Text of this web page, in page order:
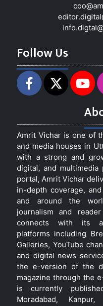
Follow Us
Amrit Vichar is one of
and media houses in
with a strong and
digital, and
portal, Amrit Vichar
in-depth coverage,
and around the
journalism and
connects with its
platforms including
Galleries, YouTube
and digital news
the e-version of the
magazine through the
is currently
Moradabad,